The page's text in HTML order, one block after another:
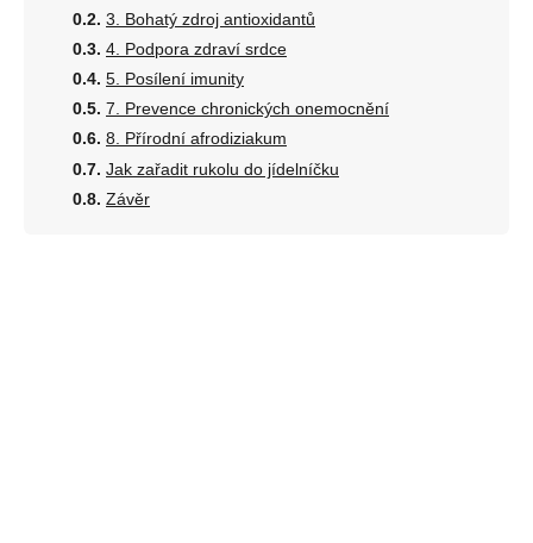
3. Bohatý zdroj antioxidantů
4. Podpora zdraví srdce
5. Posílení imunity
7. Prevence chronických onemocnění
8. Přírodní afrodiziakum
Jak zařadit rukolu do jídelníčku
Závěr